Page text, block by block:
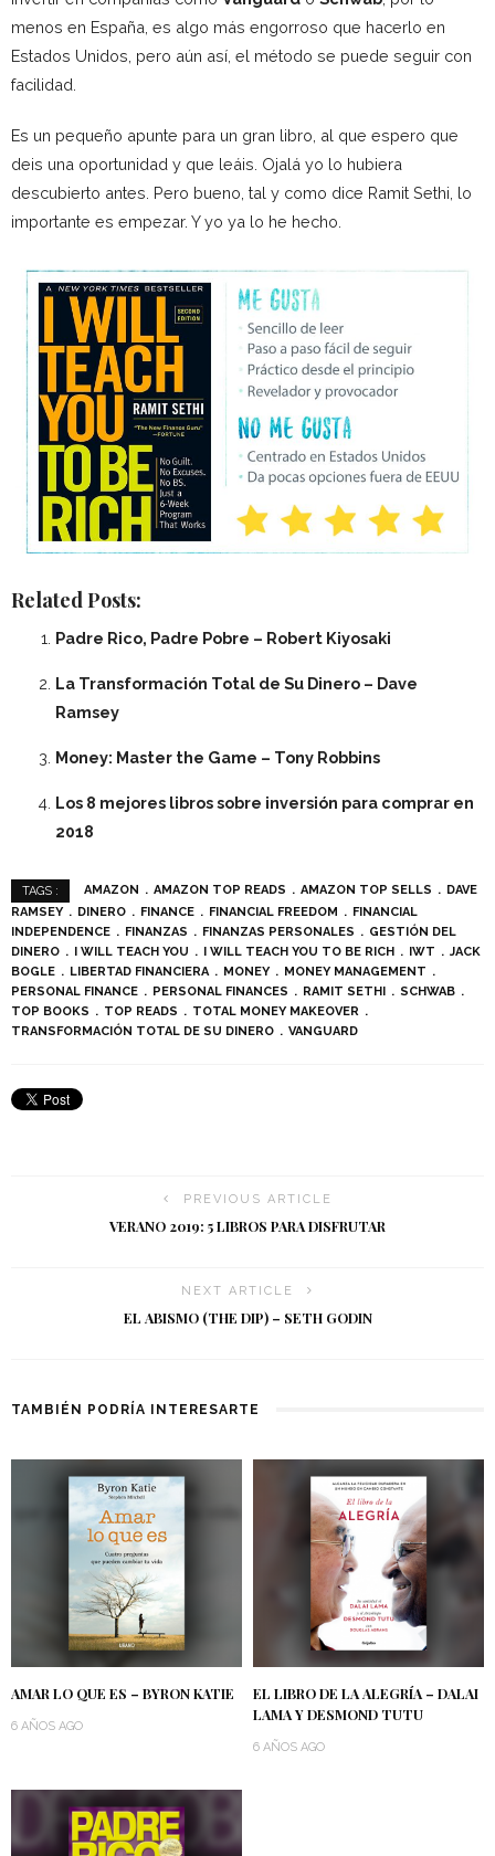
menos en España, es algo más engorroso que hacerlo en
Estados Unidos, pero aún así, el método se puede seguir con
facilidad.
Es un pequeño apunte para un gran libro, al que espero que
deis una oportunidad y que leáis. Ojalá yo lo hubiera
descubierto antes. Pero bueno, tal y como dice Ramit Sethi, lo
importante es empezar. Y yo ya lo he hecho.
Related Posts:
Padre Rico, Padre Pobre – Robert Kiyosaki
La Transformación Total de Su Dinero – Dave
Ramsey
Money: Master the Game – Tony Robbins
Los 8 mejores libros sobre inversión para comprar en
2018
TAGS : AMAZON AMAZON TOP READS AMAZON TOP SELLS
DAVE
RAMSEY
DINERO FINANCE FINANCIAL FREEDOM
FINANCIAL
INDEPENDENCE
FINANZAS FINANZAS PERSONALES
GESTIÓN DEL
DINERO
I WILL TEACH YOU I WILL TEACH YOU TO BE RICH IWT
JACK
BOGLE
LIBERTAD FINANCIERA MONEY
MONEY MANAGEMENT
PERSONAL FINANCE
PERSONAL FINANCES RAMIT SETHI
SCHWAB
TOP BOOKS
TOP READS
TOTAL MONEY MAKEOVER
TRANSFORMACIÓN TOTAL DE SU DINERO
VANGUARD
PREVIOUS ARTICLE
VERANO 2019: 5 LIBROS PARA DISFRUTAR
NEXT ARTICLE
EL ABISMO (THE DIP) – SETH GODIN
TAMBIÉN PODRÍA INTERESARTE
AMAR LO QUE ES – BYRON KATIE
6 AÑOS AGO
EL LIBRO DE LA ALEGRÍA – DALAI
LAMA Y DESMOND TUTU
6 AÑOS AGO